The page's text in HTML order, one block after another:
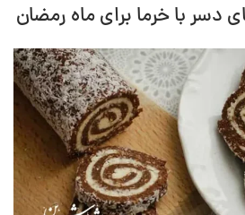
دسر با خرما برای ماه رمضان